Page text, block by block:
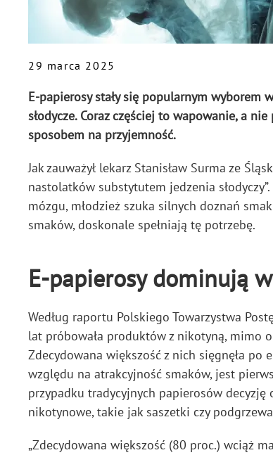
29 marca 2025
E-papierosy stały się popularnym wyborem
słodycze. Coraz częściej to wapowanie, a
sposobem na przyjemność.
Jak zauważył lekarz Stanisław Surma ze
nastolatków substytutem jedzenia
mózgu, młodzież szuka silnych doznań
smaków, doskonale spełniają tę potrzebę.
E-papierosy dominują
Według raportu Polskiego Towarzystwa
lat próbowała produktów z nikotyną, mimo
Zdecydowana większość z nich sięgnęła po
względu na atrakcyjność smaków, jest
przypadku tradycyjnych papierosów
nikotynowe, takie jak saszetki czy
„Zdecydowana większość (80 proc.) wciąż